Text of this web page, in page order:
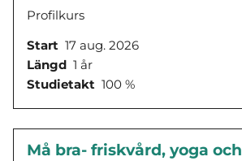
Profilkurs
Start 17 aug. 2026
Längd 1 år
Studietakt 100 %
Må bra- friskvård, yoga och